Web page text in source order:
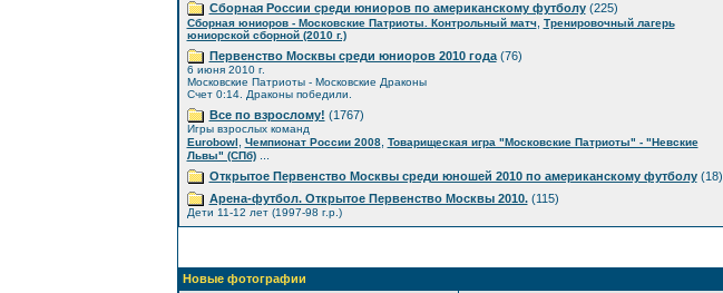
Сборная России среди юниоров по американскому футболу(225)
Сборная юниоров - Московские Патриоты. Контрольный матч, Тренировочный лагерь
юниорской сборной (2010 г.)
Первенство Москвы среди юниоров 2010 года(76)
6 июня 2010 г.
Московские Патриоты - Московские Драконы
Счет 0:14. Драконы победили.
Все по взрослому! (1767)
Игры взрослых команд
Eurobowl
Чемпионат России 2008, Товарищеская игра "Московские Патриоты" - "Невские
Львы" (СПб)...
Открытое Первенство Москвы среди юношей 2010 по американскому футболу(18)
Арена-футбол. Открытое Первенство Москвы 2010.(115)
Дети 11-12 лет (1997-98 г.р.)
Новые фотографии